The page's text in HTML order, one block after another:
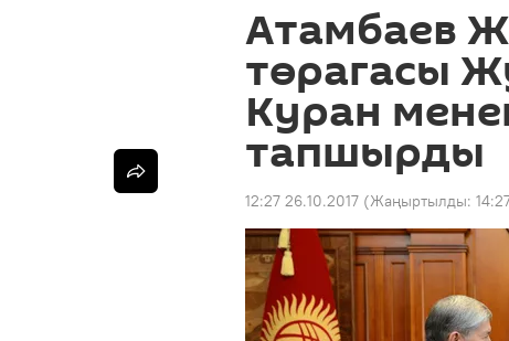
Атамбаев
төрагасы
Куран
тапшырды
12:27 26.10.2017 (Жаңыртылды: